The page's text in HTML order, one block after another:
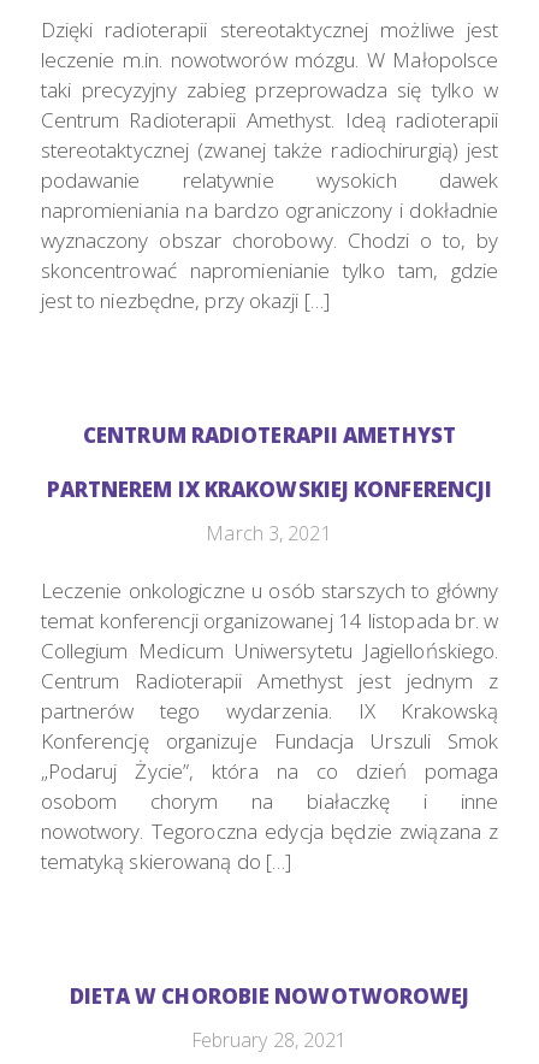
Dzięki radioterapii stereotaktycznej możliwe jest
leczenie m.in. nowotworów mózgu. W Małopolsce
taki precyzyjny zabieg przeprowadza się tylko w
Centrum Radioterapii Amethyst. Ideą radioterapii
stereotaktycznej (zwanej także radiochirurgią) jest
podawanie relatywnie wysokich dawek
napromieniania na bardzo ograniczony i dokładnie
wyznaczony obszar chorobowy. Chodzi o to, by
skoncentrować napromienianie tylko tam, gdzie
jest to niezbędne, przy okazji […]
CENTRUM RADIOTERAPII AMETHYST
PARTNEREM IX KRAKOWSKIEJ KONFERENCJI
March 3, 2021
Leczenie onkologiczne u osób starszych to główny
temat konferencji organizowanej 14 listopada br. w
Collegium Medicum Uniwersytetu Jagiellońskiego.
Centrum Radioterapii Amethyst jest jednym z
partnerów tego wydarzenia. IX Krakowską
Konferencję organizuje Fundacja Urszuli Smok
„Podaruj Życie”, która na co dzień pomaga
osobom chorym na białaczkę i inne
nowotwory. Tegoroczna edycja będzie związana z
tematyką skierowaną do […]
DIETA W CHOROBIE NOWOTWOROWEJ
February 28, 2021